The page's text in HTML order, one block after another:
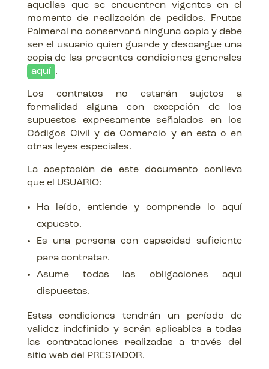
aquellas que se encuentren vigentes en el
momento de realización de pedidos. Frutas
Palmeral no conservará ninguna copia y debe
ser el usuario quien guarde y descargue una
copia de las presentes condiciones generales
aquí .
Los contratos no estarán sujetos a
formalidad alguna con excepción de los
supuestos expresamente señalados en los
Códigos Civil y de Comercio y en esta o en
otras leyes especiales.
La aceptación de este documento conlleva
que el USUARIO:
Ha leído, entiende y comprende lo aquí
expuesto.
Es una persona con capacidad suficiente
para contratar.
Asume todas las obligaciones aquí
dispuestas.
Estas condiciones tendrán un período de
validez indefinido y serán aplicables a todas
las contrataciones realizadas a través del
sitio web del PRESTADOR.